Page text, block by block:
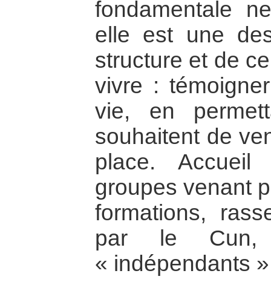
fondamentale
elle est une
structure et de
vivre :
vie, en
souhaitent de
place.
groupes venant
formations,
par le Cun,
« indépendants